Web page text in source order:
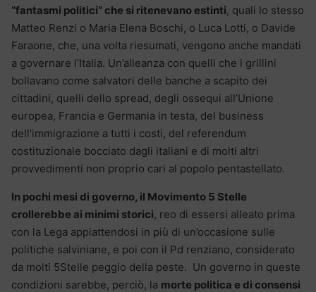
“fantasmi politici” che si ritenevano estinti, quali lo stesso
Matteo Renzi o Maria Elena Boschi, o Luca Lotti, o Davide
Faraone, che, una volta riesumati, vengono anche mandati
a governare l’Italia. Un’alleanza con quelli che i grillini
bollavano come salvatori delle banche a scapito dei
cittadini, quelli dello spread, degli ossequi all’Unione
europea, Francia e Germania in testa, del business
dell’immigrazione a tutti i costi, del referendum
costituzionale bocciato dagli italiani e di molti altri
provvedimenti non proprio cari al popolo pentastellato.
In pochi mesi di governo, il Movimento 5 Stelle
crollerebbe ai minimi storici, reo di essersi alleato prima
con la Lega appiattendosi in più di un’occasione sulle
politiche salviniane, e poi con il Pd renziano, considerato
da molti 5Stelle peggio della peste. Un governo in queste
condizioni sarebbe, perciò, la morte politica e di consensi